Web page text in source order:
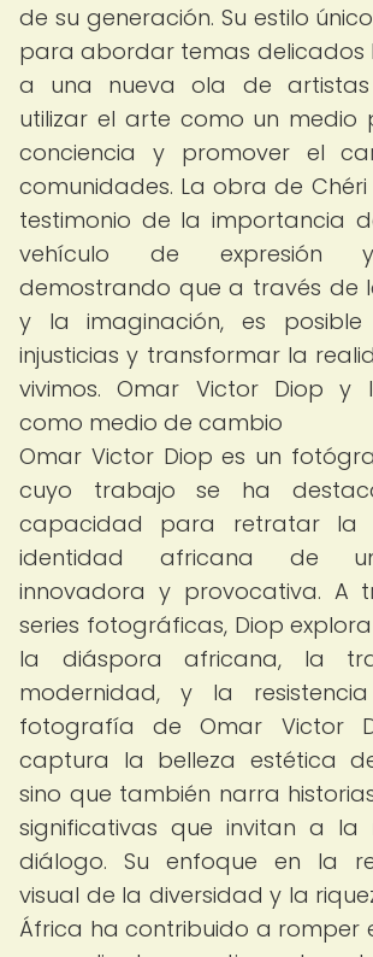
de su generación. Su estilo
para abordar temas delicados
a una nueva ola de
utilizar el arte como un medio
conciencia y promover el
comunidades. La obra de
testimonio de la importancia
vehículo de expresión
demostrando que a través de
y la imaginación, es
injusticias y transformar la
vivimos. Omar Victor Diop y
como medio de cambio
Omar Victor Diop es un
cuyo trabajo se ha
capacidad para retratar la
identidad africana de
innovadora y provocativa. A
series fotográficas, Diop
la diáspora africana, la
modernidad, y la
fotografía de Omar Victor
captura la belleza estética
sino que también narra
significativas que invitan a la
diálogo. Su enfoque en la
visual de la diversidad y la
África ha contribuido a romper